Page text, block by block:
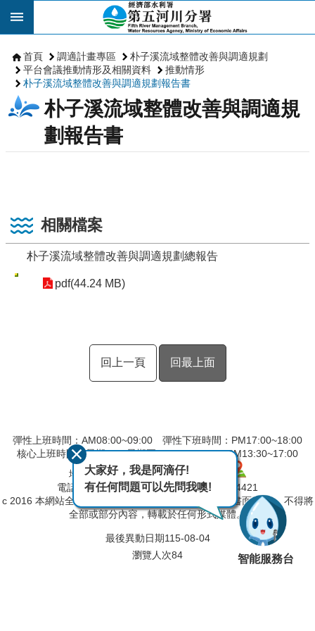
跳到主要內容區塊
首頁 調適計畫專區
朴子溪流域整體改善與調適規劃
平台會議推動情形及相關資料
推動情形
朴子溪流域整體改善與調適規劃報告書
朴子溪流域整體改善與調適規
劃報告書
相關檔案
朴子溪流域整體改善與調適規劃總報告
pdf(44.24 MB)
回上一頁 回最上面
彈性上班時間：AM08:00~09:00 彈性下班時間：PM17:00~18:00
核心上班時間：星期一 ~ 星期五 AM9:00~12:30 PM13:30~17:00
地址：600039嘉義市 親水路 123 號
電話：(05)230-4406 傳真：(05)230-4421
c 2016 本網站全部圖文版權係屬本局所有，非經正式書面同意， 不得將
全部或部分內容，轉載於任何形式媒體。
最後異動日期115-08-04
瀏覽人次84
大家好，我是阿滴仔!
有任何問題可以先問我噢!
智能服務台